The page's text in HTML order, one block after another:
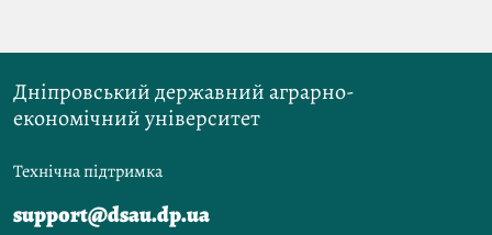
Дніпровський державний аграрно-
економічний університет
Технічна підтримка
support@dsau.dp.ua